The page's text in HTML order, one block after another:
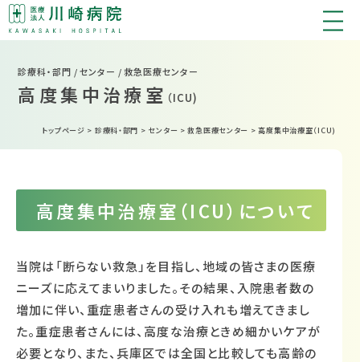
診療科・部門 / センター / 救急医療センター
高度集中治療室 （ICU)
トップページ > 診療科・部門 > センター >救急医療センター >高度集中治療室（ICU)
高度集中治療室（ICU）について
当院は「断らない救急」を目指し、地域の皆さまの医療
ニーズに応えてまいりました。その結果、入院患者数の
増加に伴い、重症患者さんの受け入れも増えてきまし
た。重症患者さんには、高度な治療ときめ細かいケアが
必要となり、また、兵庫区では全国と比較しても高齢の